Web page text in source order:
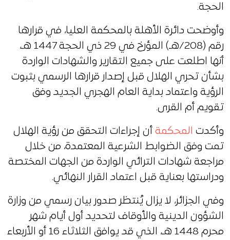
الحجة.
وأوضحت دائرة الأهلة بالمحكمة العليا، في قرارها
رقم (208/هـ) المؤرخ في 29 ذي الحجة 1447 هـ،
أنها اطلعت على جميع التقارير والشهادات الواردة
بشأن تحري الهلال قبل إصدار قرارها الرسمي بثبوت
الرؤية واعتماد بداية العام الهجري الجديد وفق
تقويم أم القرى.
وأكدت المحكمة أن إجراءات التحقق من رؤية الهلال
تمت وفق الضوابط الشرعية المعتمدة، من خلال
مراجعة شهادات الترائي الواردة من الجهات المختصة
ودراستها بعناية قبل اعتماد القرار النهائي.
وفي الجزائر، لا يزال يُنتظر صدور بيان رسمي من وزارة
الشؤون الدينية والأوقاف لتحديد أول أيام شهر
محرم 1448 هـ، الذي قد يوافق الثلاثاء 16 أو الأربعاء